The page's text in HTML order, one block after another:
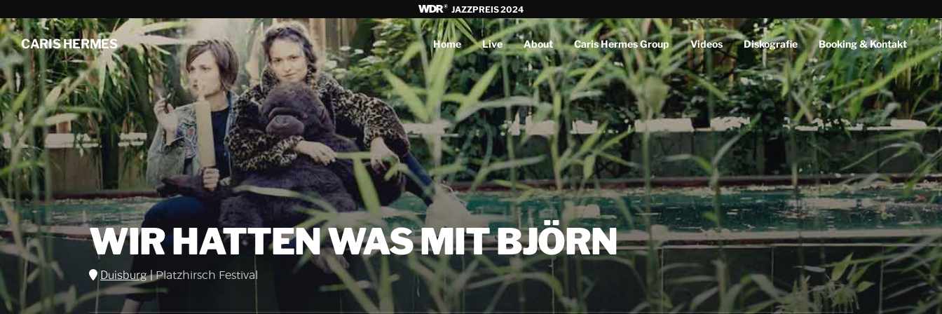
JAZZPREIS 2024
CARIS HERMES Home Live About Caris Hermes Group Videos Diskografie Booking & Kontakt
WIR HATTEN WAS MIT BJÖRN
Duisburg|Platzhirsch Festival